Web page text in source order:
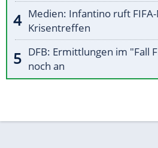
Medien: Infantino ruft
Krisentreffen
DFB: Ermittlungen im "Fall
noch an